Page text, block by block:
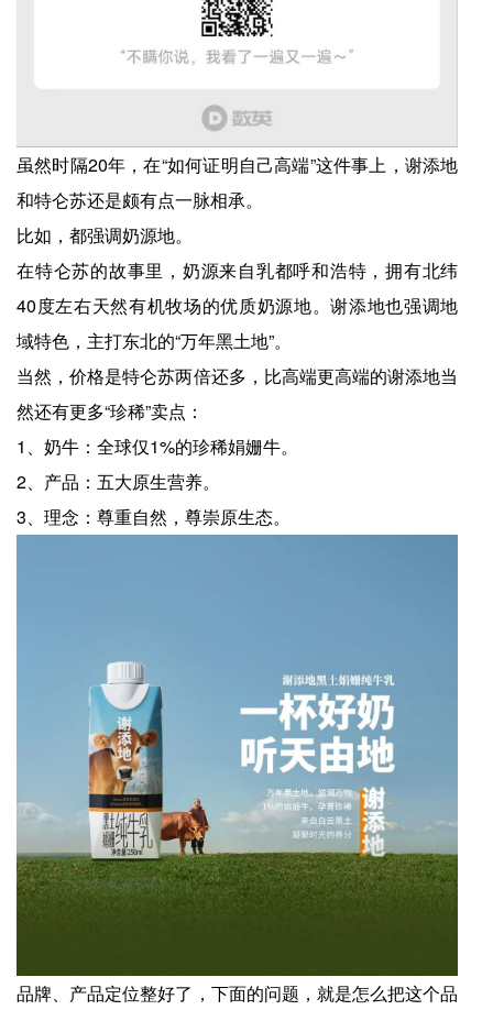
虽然时隔20年，在“如何证明自己高端”这件事上，谢添地
和特仑苏还是颇有点一脉相承。
比如，都强调奶源地。
在特仑苏的故事里，奶源来自乳都呼和浩特，拥有北纬
40度左右天然有机牧场的优质奶源地。谢添地也强调地
域特色，主打东北的“万年黑土地”。
当然，价格是特仑苏两倍还多，比高端更高端的谢添地当
然还有更多“珍稀”卖点：
1、奶牛：全球仅1%的珍稀娟姗牛。
2、产品：五大原生营养。
3、理念：尊重自然，尊崇原生态。
品牌、产品定位整好了，下面的问题，就是怎么把这个品